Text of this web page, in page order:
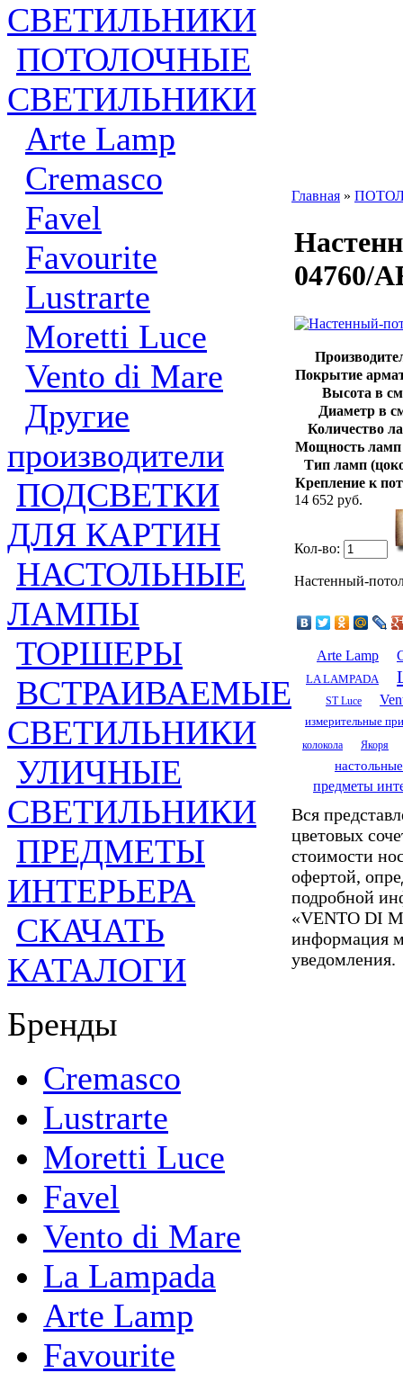
СВЕТИЛЬНИКИ
ПОТОЛОЧНЫЕ
СВЕТИЛЬНИКИ
Arte Lamp
Cremasco
Favel
Favourite
Lustrarte
Moretti Luce
Vento di Mare
Другие
производители
ПОДСВЕТКИ
ДЛЯ КАРТИН
НАСТОЛЬНЫЕ
ЛАМПЫ
ТОРШЕРЫ
ВСТРАИВАЕМЫЕ
СВЕТИЛЬНИКИ
УЛИЧНЫЕ
СВЕТИЛЬНИКИ
ПРЕДМЕТЫ
ИНТЕРЬЕРА
СКАЧАТЬ
КАТАЛОГИ
Бренды
Cremasco
Lustrarte
Moretti Luce
Favel
Vento di Mare
La Lampada
Arte Lamp
Favourite
Главная »
04760/
Покрытие
Высота в
Диаметр в
Количество
Мощность
Тип ламп
Крепление к
14 652 руб.
Кол-во:
Настенный-
Arte Lamp
LA LAMPADA
ST Luce
измерительные
колокола
Якоря
предметы
Вся
цветовых
стоимости
офертой,
подробной
«VENTO DI
информация
уведомления.